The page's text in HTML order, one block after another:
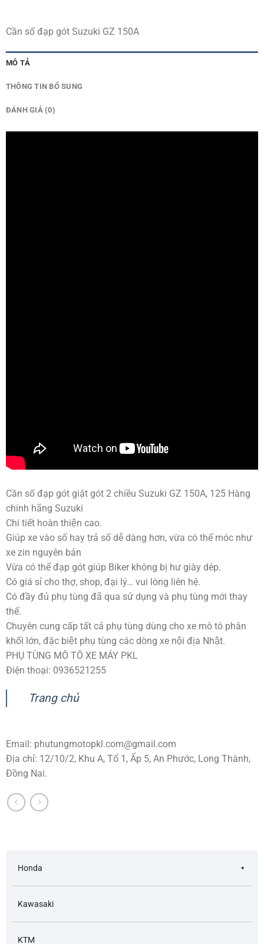
Cần số đạp gót Suzuki GZ 150A
MÔ TẢ
THÔNG TIN BỔ SUNG
ĐÁNH GIÁ (0)
Cần số đạp gót giật gót 2 chiều Suzuki GZ 150A, 125 Hàng
chính hãng Suzuki
Chi tiết hoàn thiện cao.
Giúp xe vào số hay trả số dễ dàng hơn, vừa có thể móc như
xe zin nguyên bản
Vừa có thể đạp gót giúp Biker không bị hư giày dép.
Có giá sỉ cho thợ, shop, đại lý… vui lòng liên hệ.
Có đầy đủ phụ tùng đã qua sử dụng và phụ tùng mới thay
thế.
Chuyên cung cấp tất cả phụ tùng dùng cho xe mô tô phân
khối lớn, đặc biệt phụ tùng các dòng xe nội địa Nhật.
PHỤ TÙNG MÔ TÔ XE MÁY PKL
Điện thoại: 0936521255
Trang chủ
Email: phutungmotopkl.com@gmail.com
Địa chỉ: 12/10/2, Khu A, Tổ 1, Ấp 5, An Phước, Long Thành,
Đồng Nai.
Honda
Kawasaki
KTM